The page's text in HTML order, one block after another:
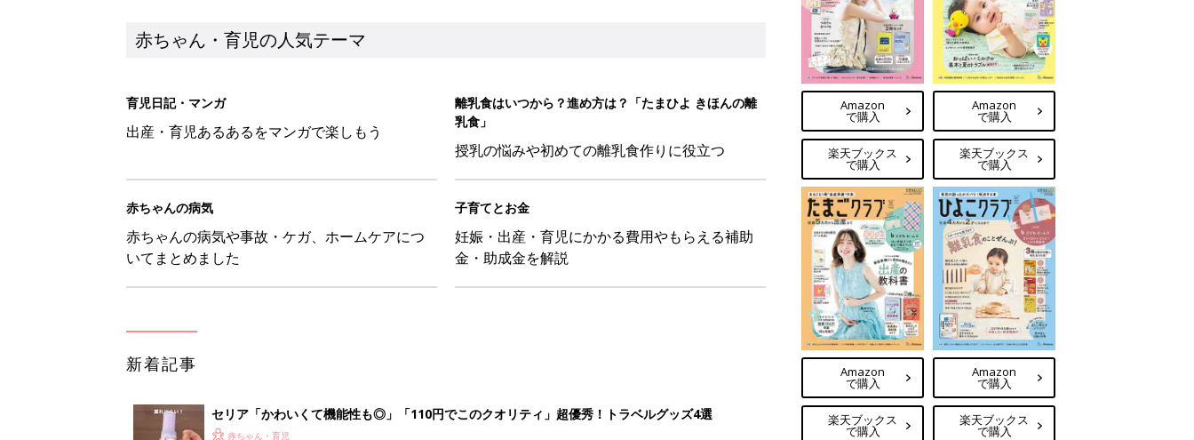
赤ちゃん・育児の人気テーマ
育児日記・マンガ
出産・育児あるあるをマンガで楽しもう
離乳食はいつから？進め方は？「たまひよ きほんの離
乳食」
授乳の悩みや初めての離乳食作りに役立つ
赤ちゃんの病気
赤ちゃんの病気や事故・ケガ、ホームケアにつ
いてまとめました
子育てとお金
妊娠・出産・育児にかかる費用やもらえる補助
金・助成金を解説
新着記事
セリア「かわいくて機能性も◎」「110円でこのクオリティ」超優秀！トラベルグッズ4選
赤ちゃん・育児
Amazon
で購入
楽天ブックス
で購入
Amazon
で購入
楽天ブックス
で購入
Amazon
で購入
楽天ブックス
で購入
Amazon
で購入
楽天ブックス
で購入